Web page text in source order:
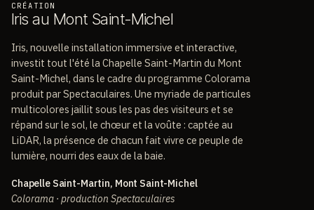
CRÉATION
Iris au Mont Saint-Michel
Iris, nouvelle installation immersive et interactive,
investit tout l'été la Chapelle Saint-Martin du Mont
Saint-Michel, dans le cadre du programme Colorama
produit par Spectaculaires. Une myriade de particules
multicolores jaillit sous les pas des visiteurs et se
répand sur le sol, le chœur et la voûte : captée au
LiDAR, la présence de chacun fait vivre ce peuple de
lumière, nourri des eaux de la baie.
Chapelle Saint-Martin, Mont Saint-Michel
Colorama · production Spectaculaires